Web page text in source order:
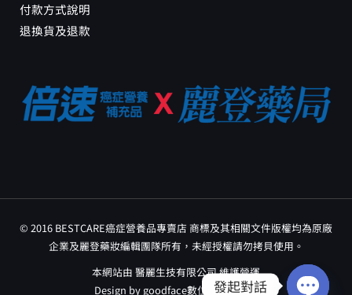
付款方式說明
退換貨及退款
© 2016 BESTCARE癌症營養品專賣店 商標及其相關文件版權均為原廠
企業及麗登藥妝編輯團隊所有，未經授權請勿拷貝使用。
本網站由 醫麗生技有限公司 維護營運
Design by goodface數位行銷工作室
發起對話